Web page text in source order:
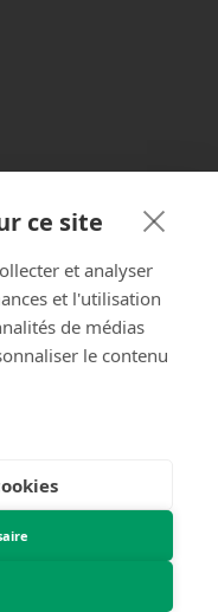
parisienne
ce site
et analyser
et l'utilisation
de médias
le contenu